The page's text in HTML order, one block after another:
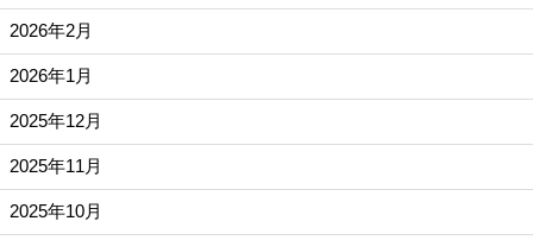
2026年2月
2026年1月
2025年12月
2025年11月
2025年10月